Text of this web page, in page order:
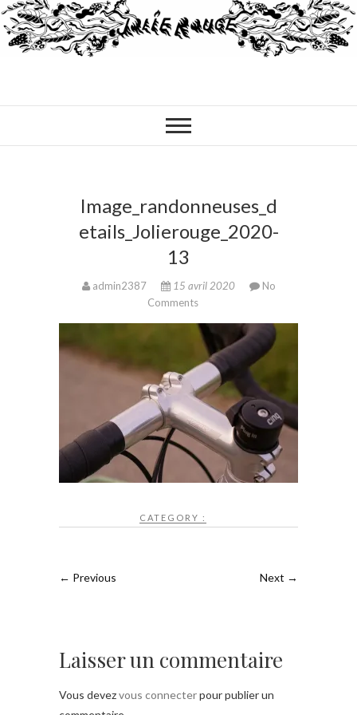
Image_randonneuses_d
etails_Jolierouge_2020-
13
admin2387 15 avril 2020
No
Comments
CATEGORY :
← Previous Next →
Laisser un commentaire
Vous devezvous connecterpour publier un